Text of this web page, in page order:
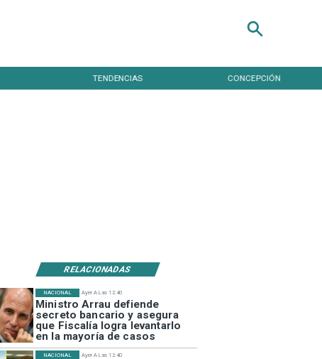
TENDENCIAS CONCEPCIÓN
RELACIONADAS
Ayer A Las 12:40
Ministro Arrau defiende
secreto bancario y asegura
que Fiscalía logra levantarlo
en la mayoría de casos
NACIONAL
Ayer A Las 12:40
NACIONAL